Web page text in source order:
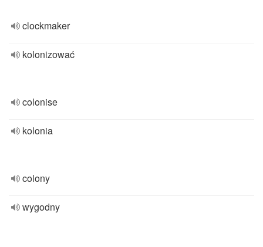
clockmaker
kolonizować
colonise
kolonia
colony
wygodny